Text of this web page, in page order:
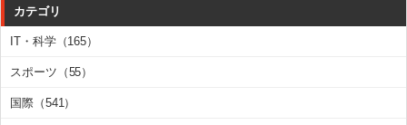
カテゴリ
IT・科学（165）
スポーツ（55）
国際（541）